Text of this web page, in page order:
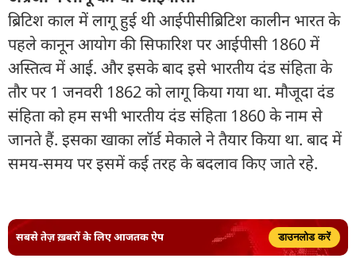
ब्रिटिश काल में लागू हुई थी आईपीसीब्रिटिश कालीन भारत के
पहले कानून आयोग की सिफारिश पर आईपीसी 1860 में
अस्तित्व में आई. और इसके बाद इसे भारतीय दंड संहिता के
तौर पर 1 जनवरी 1862 को लागू किया गया था. मौजूदा दंड
संहिता को हम सभी भारतीय दंड संहिता 1860 के नाम से
जानते हैं. इसका खाका लॉर्ड मेकाले ने तैयार किया था. बाद में
समय-समय पर इसमें कई तरह के बदलाव किए जाते रहे.
सबसे तेज़ ख़बरों के लिए आजतक ऐप डाउनलोड करें